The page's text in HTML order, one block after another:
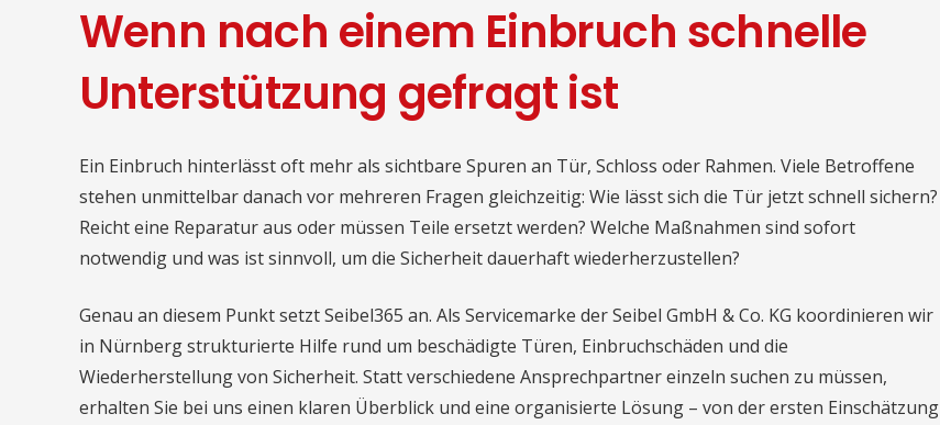
Wenn nach einem Einbruch schnelle
Unterstützung gefragt ist
Ein Einbruch hinterlässt oft mehr als sichtbare Spuren an Tür, Schloss oder Rahmen. Viele Betroffene
stehen unmittelbar danach vor mehreren Fragen gleichzeitig: Wie lässt sich die Tür jetzt schnell sichern?
Reicht eine Reparatur aus oder müssen Teile ersetzt werden? Welche Maßnahmen sind sofort
notwendig und was ist sinnvoll, um die Sicherheit dauerhaft wiederherzustellen?
Genau an diesem Punkt setzt Seibel365 an. Als Servicemarke der Seibel GmbH & Co. KG koordinieren wir
in Nürnberg strukturierte Hilfe rund um beschädigte Türen, Einbruchschäden und die
Wiederherstellung von Sicherheit. Statt verschiedene Ansprechpartner einzeln suchen zu müssen,
erhalten Sie bei uns einen klaren Überblick und eine organisierte Lösung – von der ersten Einschätzung